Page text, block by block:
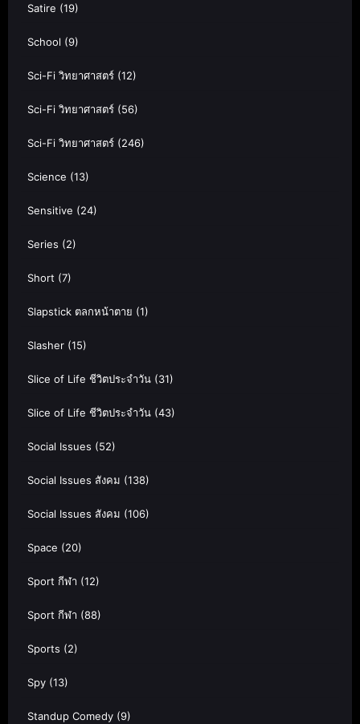
Satire (19)
School (9)
Sci-Fi วิทยาศาสตร์ (12)
Sci-Fi วิทยาศาสตร์ (56)
Sci-Fi วิทยาศาสตร์ (246)
Science (13)
Sensitive (24)
Series (2)
Short (7)
Slapstick ตลกหน้าตาย (1)
Slasher (15)
Slice of Life ชีวิตประจำวัน (31)
Slice of Life ชีวิตประจำวัน (43)
Social Issues (52)
Social Issues สังคม (138)
Social Issues สังคม (106)
Space (20)
Sport กีฬา (12)
Sport กีฬา (88)
Sports (2)
Spy (13)
Standup Comedy (9)